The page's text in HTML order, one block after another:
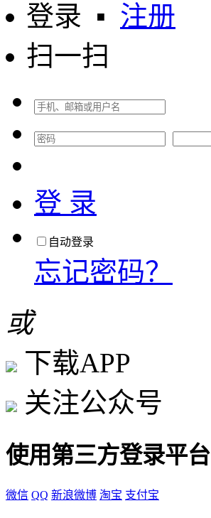
登录 ▪ 注册
扫一扫
登 录
自动登录
忘记密码？
或
下载APP
关注公众号
使用第三方登录平台
微信 QQ 新浪微博 淘宝 支付宝